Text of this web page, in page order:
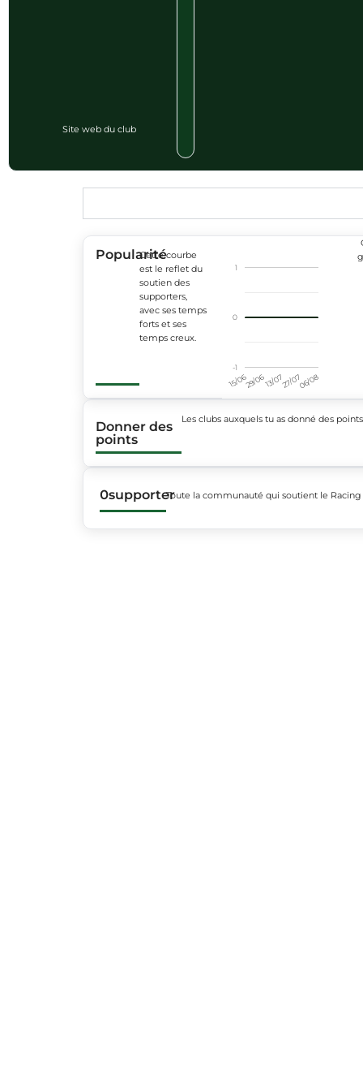
Site web du club
PopularitéCette courbe
est le reflet du
soutien des
supporters,
avec ses temps
forts et ses
temps creux.
15/0629/0613/0727/0706/08
-1
0
1
Donner des
points
Les clubs auxquels tu as donné des points
0supporterToute la communauté qui soutient le Racing